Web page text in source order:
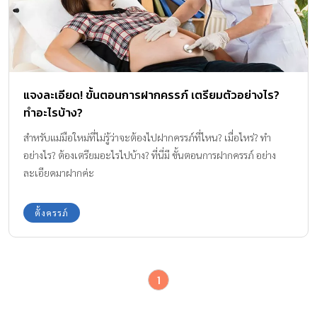
แจงละเอียด! ขั้นตอนการฝากครรภ์ เตรียมตัวอย่างไร?
ทำอะไรบ้าง?
สำหรับแม่มือใหม่ที่ไม่รู้ว่าจะต้องไปฝากครรภ์ที่ไหน? เมื่อไหร่? ทำ
อย่างไร? ต้องเตรียมอะไรไปบ้าง? ที่นี่มี ขั้นตอนการฝากครรภ์ อย่าง
ละเอียดมาฝากค่ะ
ตั้งครรภ์
1